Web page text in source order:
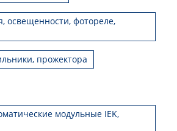
освещенности, фотореле,
прожектора
модульные IEK,